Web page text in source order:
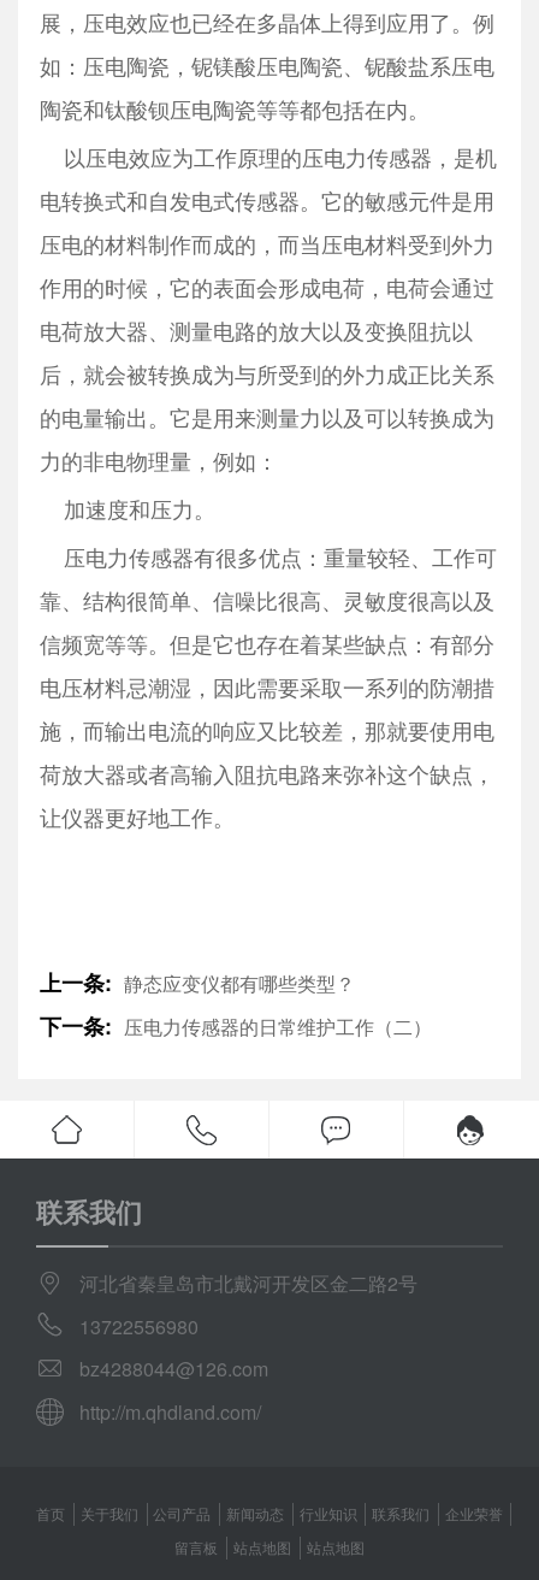
展，压电效应也已经在多晶体上得到应用了。例
如：压电陶瓷，铌镁酸压电陶瓷、铌酸盐系压电
陶瓷和钛酸钡压电陶瓷等等都包括在内。
以压电效应为工作原理的压电力传感器，是机
电转换式和自发电式传感器。它的敏感元件是用
压电的材料制作而成的，而当压电材料受到外力
作用的时候，它的表面会形成电荷，电荷会通过
电荷放大器、测量电路的放大以及变换阻抗以
后，就会被转换成为与所受到的外力成正比关系
的电量输出。它是用来测量力以及可以转换成为
力的非电物理量，例如：
加速度和压力。
压电力传感器有很多优点：重量较轻、工作可
靠、结构很简单、信噪比很高、灵敏度很高以及
信频宽等等。但是它也存在着某些缺点：有部分
电压材料忌潮湿，因此需要采取一系列的防潮措
施，而输出电流的响应又比较差，那就要使用电
荷放大器或者高输入阻抗电路来弥补这个缺点，
让仪器更好地工作。
上一条: 静态应变仪都有哪些类型？
下一条: 压电力传感器的日常维护工作（二）
联系我们
河北省秦皇岛市北戴河开发区金二路2号
13722556980
bz4288044@126.com
http://m.qhdland.com/
首页 关于我们 公司产品 新闻动态 行业知识 联系我们
企业荣誉
留言板
站点地图
站点地图